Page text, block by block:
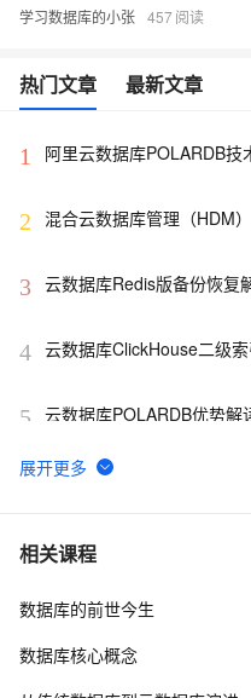
学习数据库的小张 457
热门文章 最新文章
1
阿里云数据库POLARDB
2
混合云数据库管理（HDM
3 云数据库Redis版备份恢复
4 云数据库ClickHouse二级
5 云数据库POLARDB优势
6
【0622 - 0626 直播导视 |
重磅首发
7 如何在小游戏制作工具中使
8 阿里云云数据库专属集群产
相关课程
数据库的前世今生
数据库核心概念